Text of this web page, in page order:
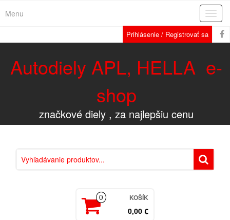
Menu
Prihlásenie / Registrovať sa
Autodiely APL, HELLA e-
shop
značkové diely , za najlepšiu cenu
0 KOŠÍK
0,00 €